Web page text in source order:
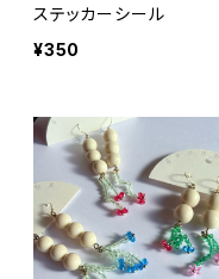
ステッカーシール
¥350